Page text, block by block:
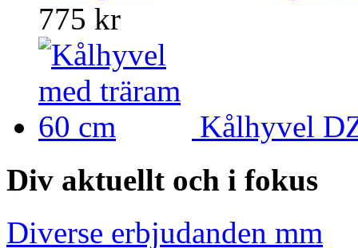
775 kr
Kålhyvel
Div aktuellt och i fokus
Diverse erbjudanden mm